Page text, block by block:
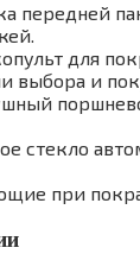
передней
для
выбора и
стекло
при